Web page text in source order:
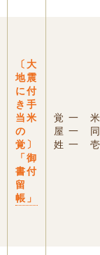
〔大
地震
に付
き手
当米
の
覚〕
「御
書付
留
帳」
覚
屋
姓 一